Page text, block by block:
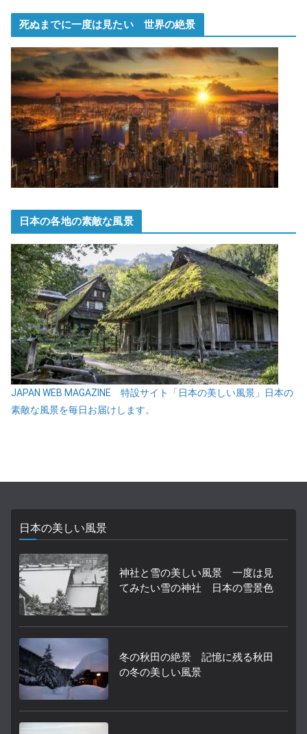
死ぬまでに一度は見たい 世界の絶景
日本の各地の素敵な風景
JAPAN WEB MAGAZINE 特設サイト「日本の美しい風景」日本の
素敵な風景を毎日お届けします。
日本の美しい風景
神社と雪の美しい風景 一度は見
てみたい雪の神社 日本の雪景色
冬の秋田の絶景 記憶に残る秋田
の冬の美しい風景